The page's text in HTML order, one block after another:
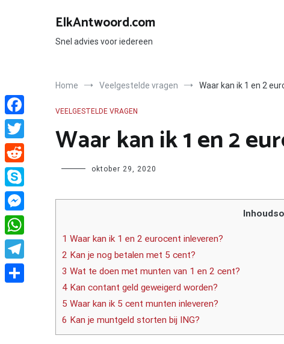
ElkAntwoord.com
Snel advies voor iedereen
Home Veelgestelde vragen Waar kan ik 1 en 2
VEELGESTELDE VRAGEN
Waar kan ik 1 en 2
Author oktober 29, 2020
1 Waar kan ik 1 en 2 eurocent inleveren?
2 Kan je nog betalen met 5 cent?
3 Wat te doen met munten van 1 en 2 cent?
4 Kan contant geld geweigerd worden?
5 Waar kan ik 5 cent munten inleveren?
6 Kan je muntgeld storten bij ING?
Facebook
Twitter
Reddit
Skype
Messenger
WhatsApp
Telegram